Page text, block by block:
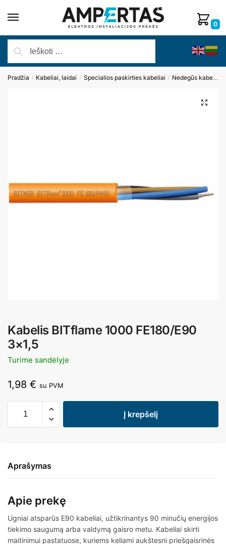
0
Pradžia / Kabeliai, laidai / Specialios paskirties kabeliai / Nedegūs kabeliai
Kabelis BITflame 1000 FE180/E90
3×1,5
Turime sandėlyje
1,98 € su PVM
Į krepšelį
Aprašymas
Apie prekę
Ugniai atsparūs E90 kabeliai, užtikrinantys 90 minučių energijos
tiekimo saugumą arba valdymą gaisro metu. Kabeliai skirti
maitinimui pastatuose, kuriems keliami aukštesni priešgaisrinės